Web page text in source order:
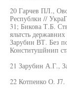
20 Гарчев ПЛ.,
Республки //
31; Бикова Т.Б.
яльтсть
Зарубин ВТ. Без
Конститушйнип
21 Зарубин А.Г.,
22 Котпеико О.